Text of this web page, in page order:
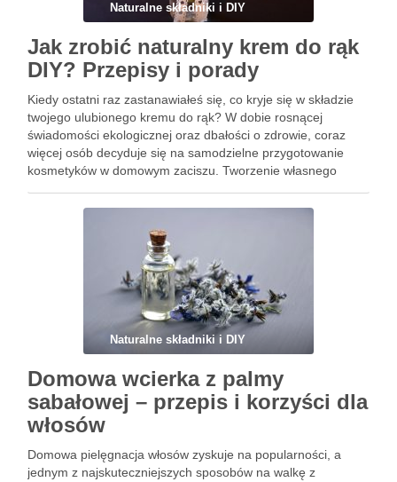
Naturalne składniki i DIY
Jak zrobić naturalny krem do rąk
DIY? Przepisy i porady
Kiedy ostatni raz zastanawiałeś się, co kryje się w składzie
twojego ulubionego kremu do rąk? W dobie rosnącej
świadomości ekologicznej oraz dbałości o zdrowie, coraz
więcej osób decyduje się na samodzielne przygotowanie
kosmetyków w domowym zaciszu. Tworzenie własnego
sztucznych dodatków, …
Naturalne składniki i DIY
Domowa wcierka z palmy
sabałowej – przepis i korzyści dla
włosów
Domowa pielęgnacja włosów zyskuje na popularności, a
jednym z najskuteczniejszych sposobów na walkę z